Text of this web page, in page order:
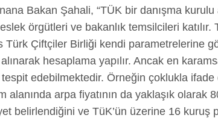
Bakan Şahali, “TÜK bir danışma
örgütleri ve bakanlık temsilcileri
Türk Çiftçiler Birliği kendi parametrelerine
hesaplama yapılır. Ancak en
edebilmektedir. Örneğin çoklukla
arpa fiyatının da yaklaşık olarak
belirlendiğini ve TüK’ün üzerine 16 kuruş